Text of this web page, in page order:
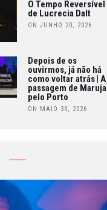
O Tempo Reversível
de Lucrecia Dalt
ON JUNHO 20, 2026
Depois de os
ouvirmos, já não há
como voltar atrás | A
passagem de Maruja
pelo Porto
ON MAIO 30, 2026